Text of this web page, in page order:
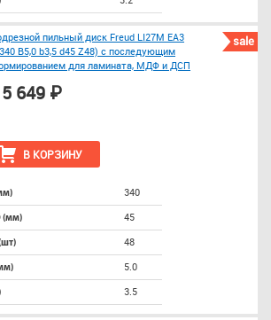
sale
пильный диск Freud LI27M EA3
B5,0 b3,5 d45 Z48) с последующим
для ламината, МДФ и ДСП
В КОРЗИНУ
649 ₽
340
(мм) 45
48
5.0
3.5